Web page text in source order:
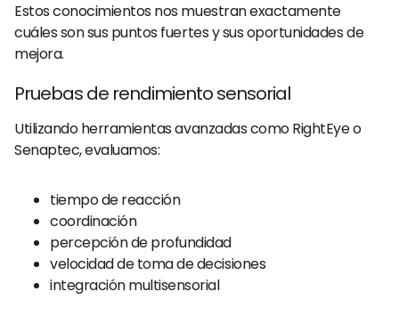
Estos conocimientos nos muestran exactamente
cuáles son sus puntos fuertes y sus oportunidades de
mejora.
Pruebas de rendimiento sensorial
Utilizando herramientas avanzadas como RightEye o
Senaptec, evaluamos:
tiempo de reacción
coordinación
percepción de profundidad
velocidad de toma de decisiones
integración multisensorial